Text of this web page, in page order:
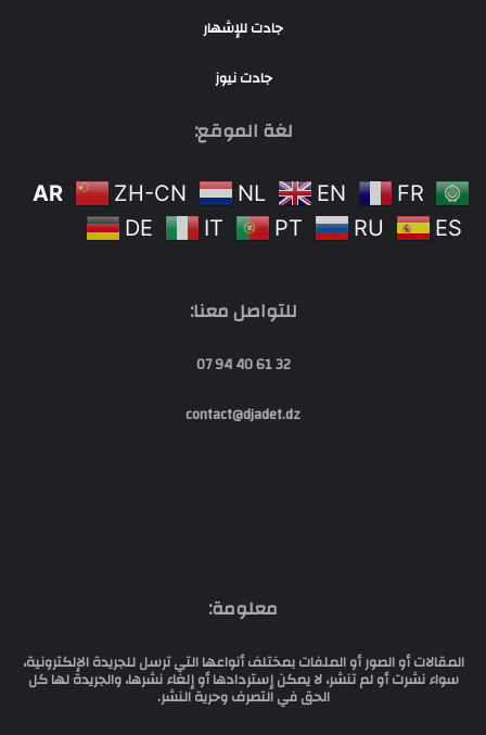
جادت للإشهار
جادت نيوز
لغة الموقع:
AR ZH-CN NL EN
FR
DE
IT PT RU ES
للتواصل معنا:
32 61 40 94 07
contact@djadet.dz
معلومة:
المقالات أو الصور أو الملفات بمختلف أنواعها التي ترسل للجريدة الإلكترونية،
سواء نشرت أو لم تنشر، لا يمكن إستردادها أو إلغاء نشرها، والجريدة لها كل
الحق في التصرف وحرية النشر.